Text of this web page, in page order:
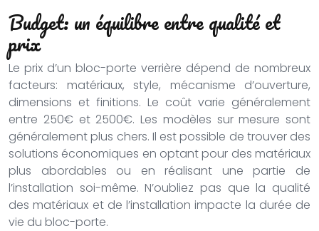
Budget: un équilibre entre qualité et
prix
Le prix d’un bloc-porte verrière dépend de nombreux
facteurs: matériaux, style, mécanisme d’ouverture,
dimensions et finitions. Le coût varie généralement
entre 250€ et 2500€. Les modèles sur mesure sont
généralement plus chers. Il est possible de trouver des
solutions économiques en optant pour des matériaux
plus abordables ou en réalisant une partie de
l’installation soi-même. N’oubliez pas que la qualité
des matériaux et de l’installation impacte la durée de
vie du bloc-porte.